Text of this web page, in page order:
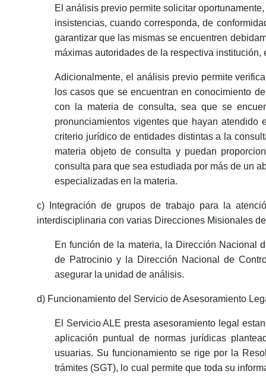
El análisis previo permite solicitar
insistencias, cuando corresponda, de
garantizar que las mismas se encuentren
máximas autoridades de la respectiva
Adicionalmente, el análisis previo permite
los casos que se encuentran en conocimiento
con la materia de consulta, sea que se
pronunciamientos vigentes que hayan
criterio jurídico de entidades distintas a la
materia objeto de consulta y puedan
consulta para que sea estudiada por más de un
especializadas en la materia.
c) Integración de grupos de trabajo para la
interdisciplinaria con varias Direcciones Misionales
En función de la materia, la Dirección Nacional
de Patrocinio y la Dirección Nacional de
asegurar la unidad de análisis.
d) Funcionamiento del Servicio de Asesoramiento
El Servicio ALE presta asesoramiento legal
aplicación puntual de normas jurídicas
usuarias. Su funcionamiento se rige por la
trámites (SGT), lo cual permite que toda su